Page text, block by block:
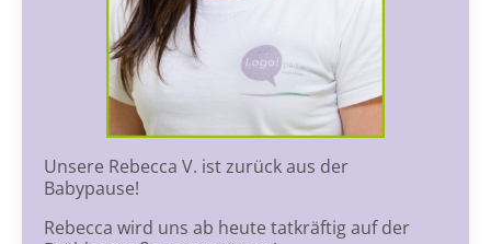
Unsere Rebecca V. ist zurück aus der
Babypause!
Rebecca wird uns ab heute tatkräftig auf der